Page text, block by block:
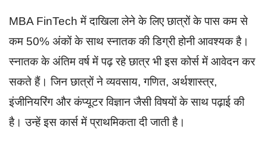
MBA FinTech में दाखिला लेने के लिए छात्रों के पास कम से
कम 50% अंकों के साथ स्नातक की डिग्री होनी आवश्यक है।
स्नातक के अंतिम वर्ष में पढ़ रहे छात्र भी इस कोर्स में आवेदन कर
सकते हैं। जिन छात्रों ने व्यवसाय, गणित, अर्थशास्त्र,
इंजीनियरिंग और कंप्यूटर विज्ञान जैसी विषयों के साथ पढ़ाई की
है। उन्हें इस कार्स में प्राथमिकता दी जाती है।